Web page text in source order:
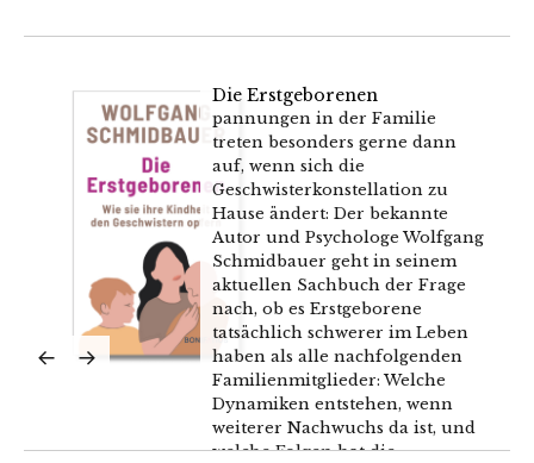
Die Erstgeborenen
pannungen in der Familie
treten besonders gerne dann
auf, wenn sich die
Geschwisterkonstellation zu
Hause ändert: Der bekannte
Autor und Psychologe Wolfgang
Schmidbauer geht in seinem
aktuellen Sachbuch der Frage
nach, ob es Erstgeborene
tatsächlich schwerer im Leben
haben als alle nachfolgenden
Familienmitglieder: Welche
Dynamiken entstehen, wenn
weiterer Nachwuchs da ist, und
welche Folgen hat die